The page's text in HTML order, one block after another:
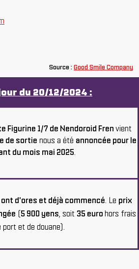
Source :Good Smile Company
du 20/12/2024 :
Figurine 1/7 de Nendoroid Fren vient
de sortie nous a été annoncée pour le
du mois mai 2025.
d'ores et déjà commencé. Le prix
(5 900 yens, soit 35 euro hors frais
port et de douane).